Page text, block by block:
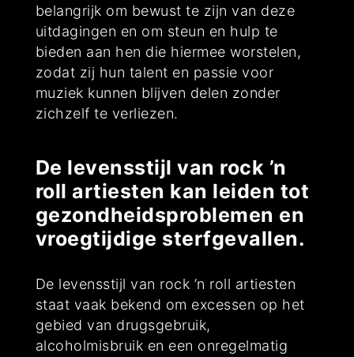
belangrijk om bewust te zijn van deze
uitdagingen en om steun en hulp te
bieden aan hen die hiermee worstelen,
zodat zij hun talent en passie voor
muziek kunnen blijven delen zonder
zichzelf te verliezen.
De levensstijl van rock ’n
roll artiesten kan leiden tot
gezondheidsproblemen en
vroegtijdige sterfgevallen.
De levensstijl van rock ’n roll artiesten
staat vaak bekend om excessen op het
gebied van drugsgebruik,
alcoholmisbruik en een onregelmatig